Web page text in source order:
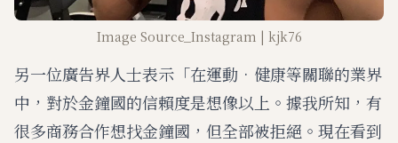
Image Source_Instagram | kjk76
另一位廣告界人士表示「在運動•健康等關聯的業界
中，對於金鐘國的信賴度是想像以上。據我所知，有
很多商務合作想找金鐘國，但全部被拒絕。現在看到